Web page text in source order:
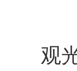
观